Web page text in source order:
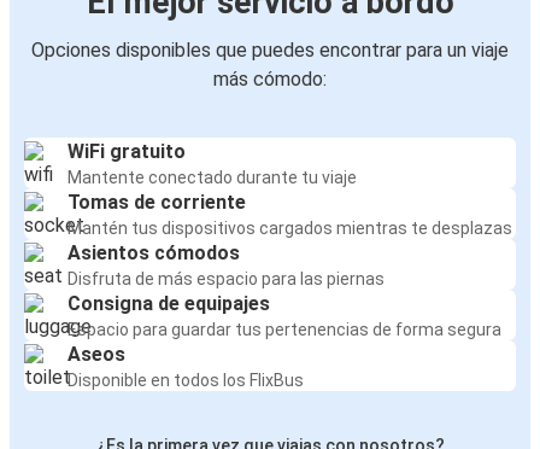
Opciones disponibles que puedes encontrar para un viaje
más cómodo:
WiFi gratuito
Mantente conectado durante tu viaje
Tomas de corriente
Mantén tus dispositivos cargados mientras te desplazas
Asientos cómodos
Disfruta de más espacio para las piernas
Consigna de equipajes
Espacio para guardar tus pertenencias de forma segura
Aseos
Disponible en todos los FlixBus